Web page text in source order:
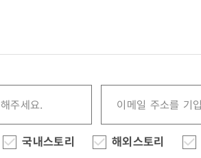
국내스토리 해외스토리